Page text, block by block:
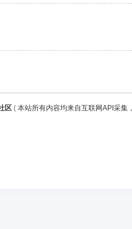
区 ( 本站所有内容均来自互联网API采集